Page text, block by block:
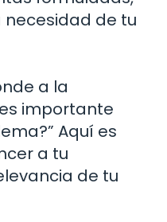
necesidad de tu
a la
importante
Aquí es
a tu
de tu